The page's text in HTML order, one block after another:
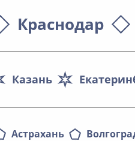
Краснодар
Казань
Астрахань